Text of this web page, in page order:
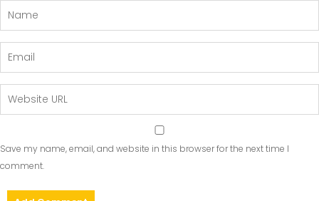
Save my name, email, and website in this browser for the next time I
comment.